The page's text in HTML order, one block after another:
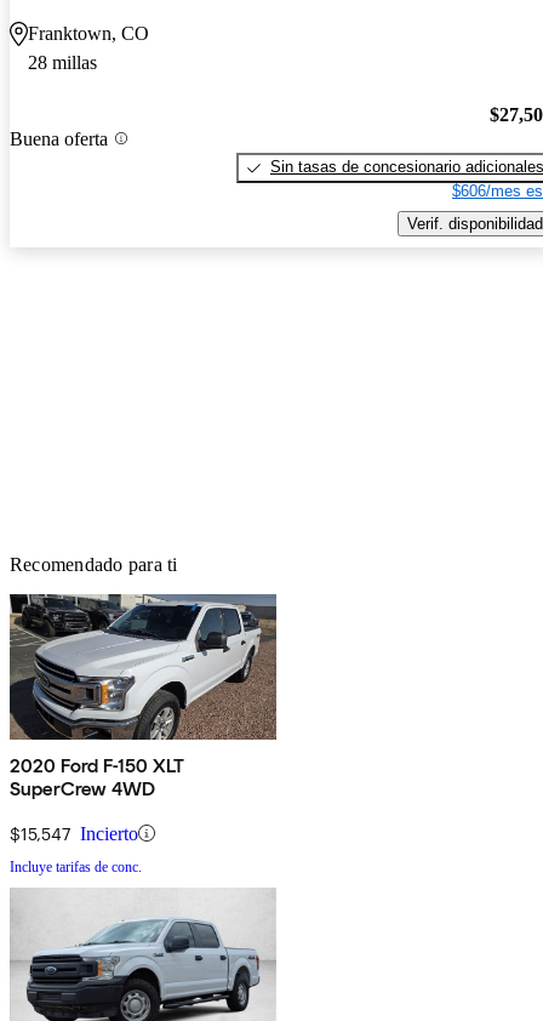
Franktown, CO
28 millas
Buena oferta
Sin tasas de concesionario adicionales
$606/mes
Verif. disponibilidad
Recomendado para ti
2020 Ford F-150 XLT
SuperCrew 4WD
$15,547 Incierto
Incluye tarifas de conc.